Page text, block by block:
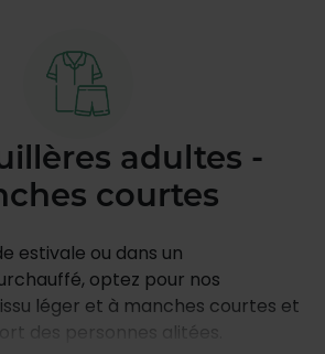
adultes -
courtes
estivale ou dans un
optez pour nos
léger et à manches courtes et
des personnes alitées.